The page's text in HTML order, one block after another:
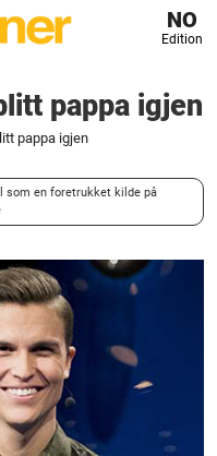
NO
Edition
pappa igjen
pappa igjen
som en foretrukket kilde på